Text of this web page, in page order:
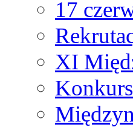
17
XI